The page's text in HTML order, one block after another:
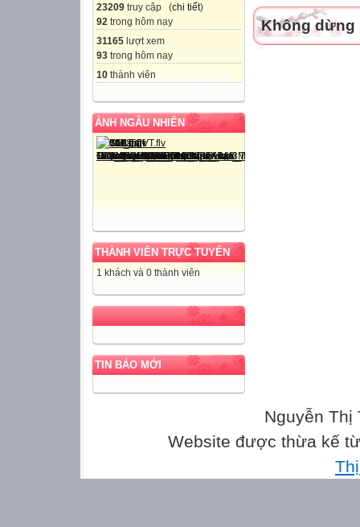
23209 truy cập (chi tiết)
92 trong hôm nay
31165 lượt xem
93 trong hôm nay
10 thành viên
ẢNH NGẪU NHIÊN
THÀNH VIÊN TRỰC TUYẾN
1 khách và 0 thành viên
TIN BÁO MỚI
Không dừng
Nguyễn Thị
Website được thừa kế